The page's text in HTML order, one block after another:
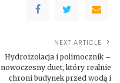
NEXT ARTICLE
Hydroizolacja i polimocznik –
nowoczesny duet, który realnie
chroni budynek przed wodą i